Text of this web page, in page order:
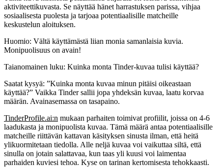
aktiviteettikuvasta. Se näyttää hänet harrastuksen parissa, vihjaa
sosiaalisesta puolesta ja tarjoaa potentiaalisille matcheille
keskustelun aloituksen.
Huomio: Vältä käyttämästä liian monia samanlaisia kuvia.
Monipuolisuus on avain!
Taianomainen luku: Kuinka monta Tinder-kuvaa tulisi käyttää?
Saatat kysyä: ”Kuinka monta kuvaa minun pitäisi oikeastaan
käyttää?” Vaikka Tinder sallii jopa yhdeksän kuvaa, laatu korvaa
määrän. Avainasemassa on tasapaino.
TinderProfile.ai:n mukaan parhaiten toimivat profiilit, joissa on 4-6
laadukasta ja monipuolista kuvaa. Tämä määrä antaa potentiaalisille
matcheille riittävän kattavan käsityksen sinusta ilman, että heitä
ylikuormitetaan tiedolla. Alle neljä kuvaa voi vaikuttaa siltä, että
sinulla on jotain salattavaa, kun taas yli kuusi voi laimentaa
parhaiden kuviesi tehoa. Kyse on tarinan kertomisesta tehokkaasti.